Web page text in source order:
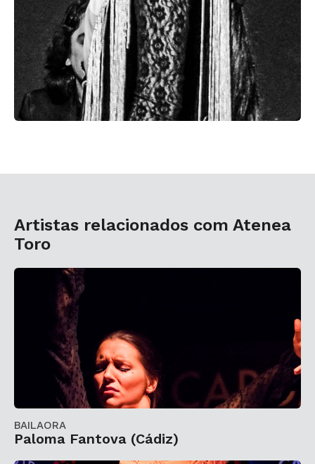
Artistas relacionados com Atenea
Toro
BAILAORA
Paloma Fantova (Cádiz)